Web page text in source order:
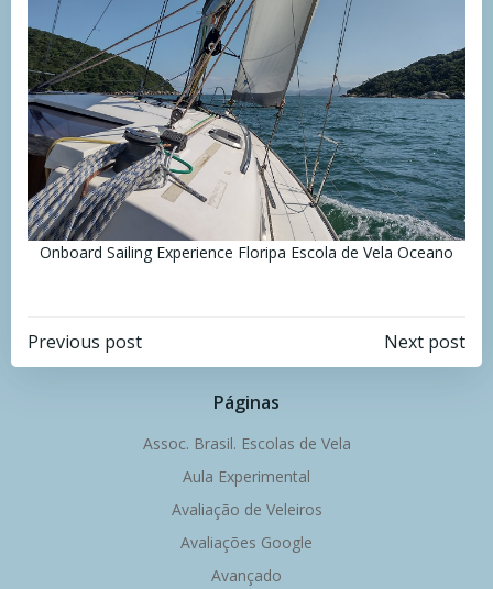
Onboard Sailing Experience Floripa Escola de Vela Oceano
Navegação
Previous post
Navegação
de
Post
Next post
Páginas
Assoc. Brasil. Escolas de Vela
Aula Experimental
Avaliação de Veleiros
Avaliações Google
Avançado